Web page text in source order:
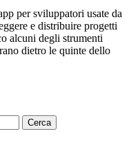
per sviluppatori usate da
e distribuire progetti
alcuni degli strumenti
dietro le quinte dello